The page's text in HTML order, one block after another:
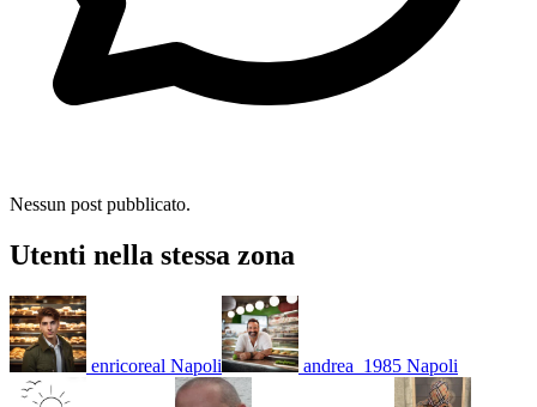
Nessun post pubblicato.
Utenti nella stessa zona
enricoreal Napoli andrea_1985 Napoli